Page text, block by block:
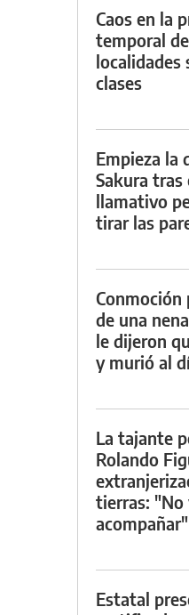
Caos en la
temporal
localidades
clases
Empieza la
Sakura tras
llamativo
tirar las
de una
le dijeron
y murió al
La tajante
Rolando
tierras: "No
acompañar"
Estatal